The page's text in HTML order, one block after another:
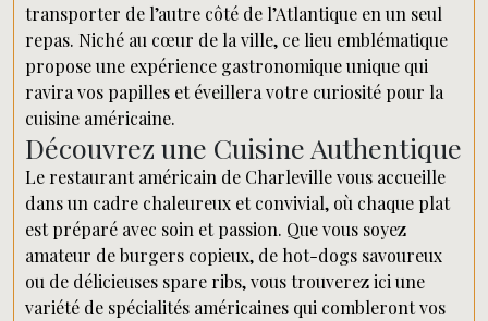
transporter de l’autre côté de l’Atlantique en un seul
repas. Niché au cœur de la ville, ce lieu emblématique
propose une expérience gastronomique unique qui
ravira vos papilles et éveillera votre curiosité pour la
cuisine américaine.
Découvrez une Cuisine Authentique
Le restaurant américain de Charleville vous accueille
dans un cadre chaleureux et convivial, où chaque plat
est préparé avec soin et passion. Que vous soyez
amateur de burgers copieux, de hot-dogs savoureux
ou de délicieuses spare ribs, vous trouverez ici une
variété de spécialités américaines qui combleront vos